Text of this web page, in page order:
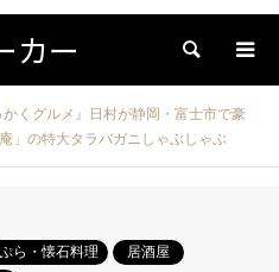
カー 検索
かくグルメ』日村が静岡・富士市で豪
」の特大タラバガニしゃぶしゃぶ
ら・懐石料理
居酒屋